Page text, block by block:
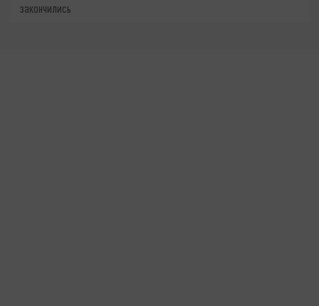
закончились